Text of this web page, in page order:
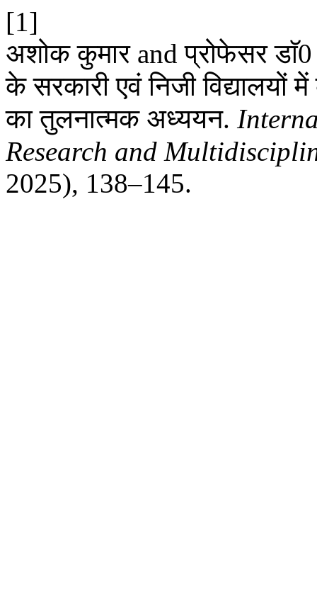
[1]
अशोक कुमार and प्रोफेसर डाॅ0
के सरकारी एवं निजी विद्यालयों
का तुलनात्मक अध्ययन.
Research and
2025), 138–145.